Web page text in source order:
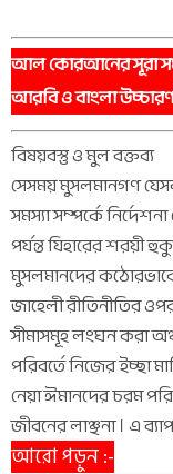
আল কোরআনের সূরা
আরবি ও বাংলা
বিষয়বস্তু ও মুল বক্তব্য
সেসময় মুসলমানগণ
সমস্যা সম্পর্কে
পর্যন্ত যিহারের শরয়ী
মুসলমানদের
জাহেলী রীতিনীতির
সীমাসমূহ লংঘন করা
পরিবর্তে নিজের
নেয়া ঈমানদের চরম
জীবনের লাঞ্ছনা । এ
আরো পড়ুন :-